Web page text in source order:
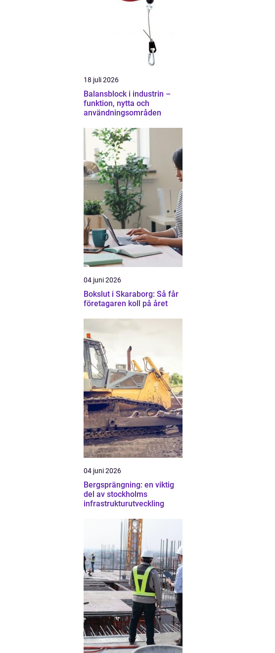
18 juli 2026
Balansblock i industrin –
funktion, nytta och
användningsområden
04 juni 2026
Bokslut i Skaraborg: Så får
företagaren koll på året
04 juni 2026
Bergsprängning: en viktig
del av stockholms
infrastrukturutveckling